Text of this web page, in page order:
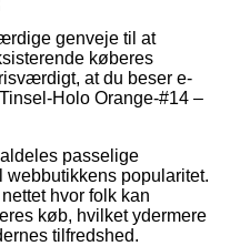
genveje til at
køberes
at du beser e-
Holo Orange-#14 –
passelige
webbutikkens popularitet.
hvor folk kan
køb, hvilket ydermere
tilfredshed.